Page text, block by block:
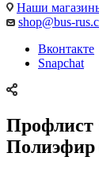
Наши
shop@bus-
Вконтакте
Snapchat
Профлист
Полиэфир